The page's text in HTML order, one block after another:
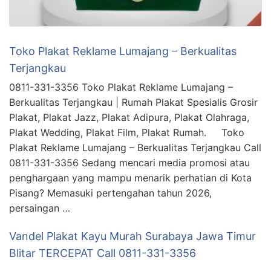
Toko Plakat Reklame Lumajang – Berkualitas
Terjangkau
0811-331-3356 Toko Plakat Reklame Lumajang –
Berkualitas Terjangkau | Rumah Plakat Spesialis Grosir
Plakat, Plakat Jazz, Plakat Adipura, Plakat Olahraga,
Plakat Wedding, Plakat Film, Plakat Rumah. Toko
Plakat Reklame Lumajang – Berkualitas Terjangkau Call
0811-331-3356 Sedang mencari media promosi atau
penghargaan yang mampu menarik perhatian di Kota
Pisang? Memasuki pertengahan tahun 2026,
persaingan …
Vandel Plakat Kayu Murah Surabaya Jawa Timur
Blitar TERCEPAT Call 0811-331-3356